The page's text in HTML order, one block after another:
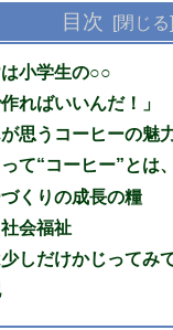
目次
小学生の○○
作ればいいんだ！」
思うコーヒーの魅
て“コーヒー”とは
くりの成長の糧
会福祉
少しだけかじってみ